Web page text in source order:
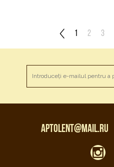
1 2 3
aptolent@mail.ru